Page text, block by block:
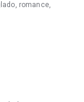
romance,